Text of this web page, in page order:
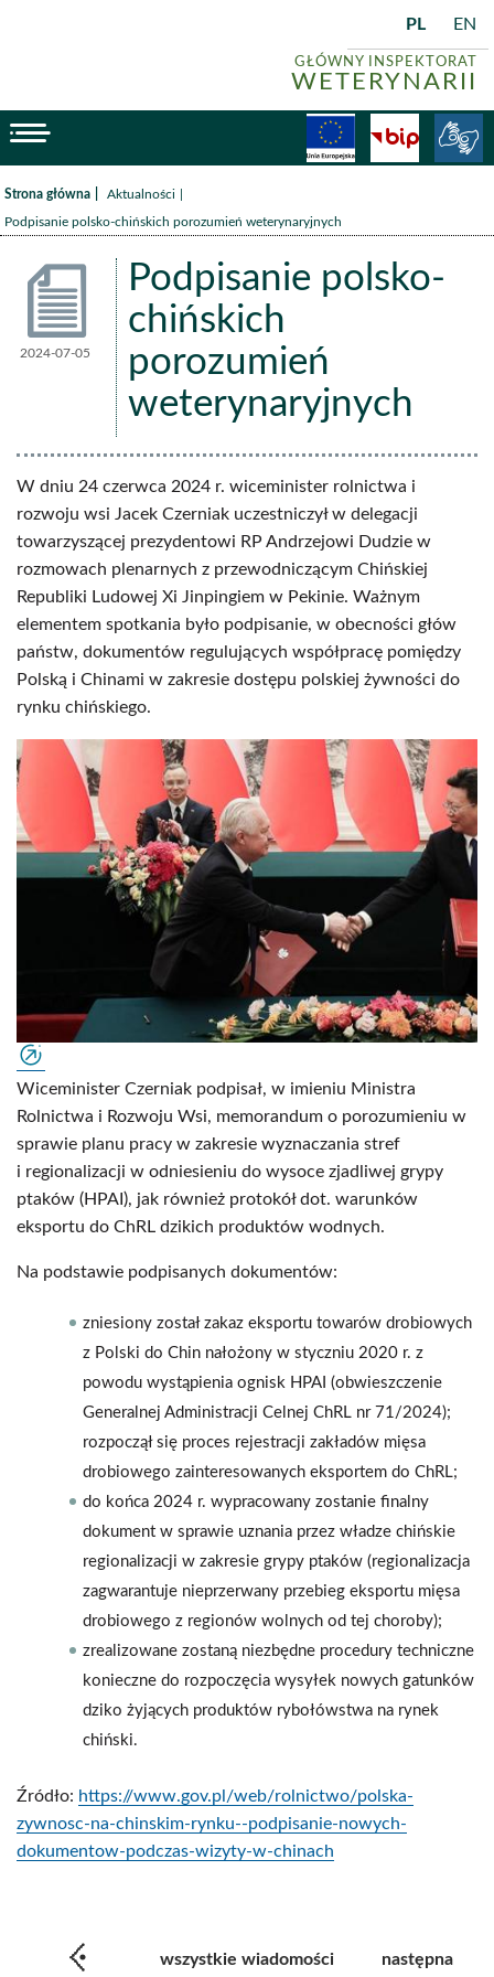
GŁÓWNY INSPEKTORAT
WETERYNARII
PL EN
BiP
Strona główna /Aktualności
Podpisanie polsko-chińskich porozumień weterynaryjnych
Podpisanie polsko-
chińskich
porozumień
weterynaryjnych
Aktualności
2024-07-05
W dniu 24 czerwca 2024 r. wiceminister rolnictwa i
rozwoju wsi Jacek Czerniak uczestniczył w delegacji
towarzyszącej prezydentowi RP Andrzejowi Dudzie w
rozmowach plenarnych z przewodniczącym Chińskiej
Republiki Ludowej Xi Jinpingiem w Pekinie. Ważnym
elementem spotkania było podpisanie, w obecności głów
państw, dokumentów regulujących współpracę pomiędzy
Polską i Chinami w zakresie dostępu polskiej żywności do
rynku chińskiego.
Wiceminister Czerniak podpisał, w imieniu Ministra
Rolnictwa i Rozwoju Wsi, memorandum o porozumieniu w
sprawie planu pracy w zakresie wyznaczania stref
i regionalizacji w odniesieniu do wysoce zjadliwej grypy
ptaków (HPAI), jak również protokół dot. warunków
eksportu do ChRL dzikich produktów wodnych.
Na podstawie podpisanych dokumentów:
zniesiony został zakaz eksportu towarów drobiowych
z Polski do Chin nałożony w styczniu 2020 r. z
powodu wystąpienia ognisk HPAI (obwieszczenie
Generalnej Administracji Celnej ChRL nr 71/2024);
rozpoczął się proces rejestracji zakładów mięsa
drobiowego zainteresowanych eksportem do ChRL;
do końca 2024 r. wypracowany zostanie finalny
dokument w sprawie uznania przez władze chińskie
regionalizacji w zakresie grypy ptaków (regionalizacja
zagwarantuje nieprzerwany przebieg eksportu mięsa
drobiowego z regionów wolnych od tej choroby);
zrealizowane zostaną niezbędne procedury techniczne
konieczne do rozpoczęcia wysyłek nowych gatunków
dziko żyjących produktów rybołówstwa na rynek
chiński.
Źródło: https://www.gov.pl/web/rolnictwo/polska-
zywnosc-na-chinskim-rynku--podpisanie-nowych-
dokumentow-podczas-wizyty-w-chinach
wszystkie wiadomości następna